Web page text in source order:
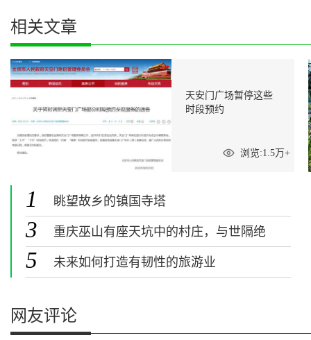
相关文章
天安门广场暂停这些
时段预约
浏览:1.5万+
1 眺望故乡的镇国寺塔
3
重庆巫山有座天坑中的村庄，与世隔绝
堪称现实版桃花源
5 未来如何打造有韧性的旅游业
网友评论